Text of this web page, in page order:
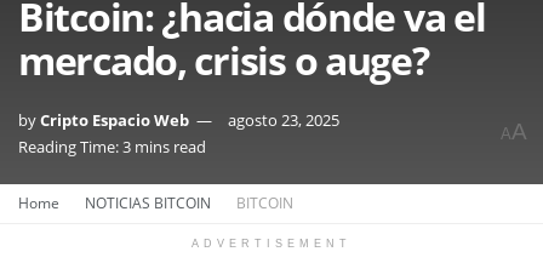
Bitcoin: ¿hacia dónde va el
mercado, crisis o auge?
byCripto Espacio Web
agosto 23, 2025
Reading Time: 3 mins read
AA
Home NOTICIAS BITCOIN BITCOIN
ADVERTISEMENT